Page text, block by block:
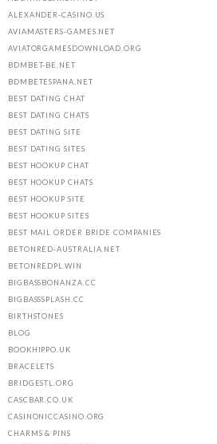
ALEXANDER-CASINO.US
AVIAMASTERS-GAMES.NET
AVIATORGAMESDOWNLOAD.ORG
BDMBET-BE.NET
BDMBETESPANA.NET
BEST DATING CHAT
BEST DATING CHATS
BEST DATING SITE
BEST DATING SITES
BEST HOOKUP CHAT
BEST HOOKUP CHATS
BEST HOOKUP SITE
BEST HOOKUP SITES
BEST MAIL ORDER BRIDE COMPANIES
BETONRED-AUSTRALIA.NET
BETONREDPL.WIN
BIGBASSBONANZA.CC
BIGBASSSPLASH.CC
BIRTHSTONES
BLOG
BOOKHIPPO.UK
BRACELETS
BRIDGESTL.ORG
CASCBAR.CO.UK
CASINONICCASINO.ORG
CHARMS & PINS